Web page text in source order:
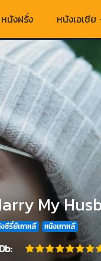
หนังฝรั่ง หนังเอเชีย
My
ซีรี่ย์เกาหลี หนังเกาหลี